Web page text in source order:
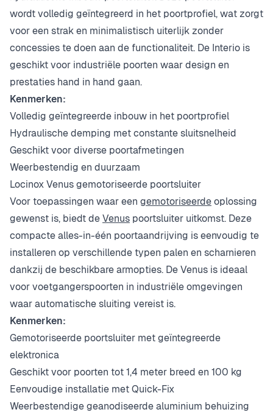
wordt volledig geïntegreerd in het poortprofiel, wat zorgt
voor een strak en minimalistisch uiterlijk zonder
concessies te doen aan de functionaliteit. De Interio is
geschikt voor industriële poorten waar design en
prestaties hand in hand gaan.
Kenmerken:
Volledig geïntegreerde inbouw in het poortprofiel
Hydraulische demping met constante sluitsnelheid
Geschikt voor diverse poortafmetingen
Weerbestendig en duurzaam
Locinox Venus gemotoriseerde poortsluiter
Voor toepassingen waar een gemotoriseerdeoplossing
gewenst is, biedt deVenus poortsluiter uitkomst. Deze
compacte alles-in-één poortaandrijving is eenvoudig te
installeren op verschillende typen palen en scharnieren
dankzij de beschikbare armopties. De Venus is ideaal
voor voetgangerspoorten in industriële omgevingen
waar automatische sluiting vereist is.
Kenmerken:
Gemotoriseerde poortsluiter met geïntegreerde
elektronica
Geschikt voor poorten tot 1,4 meter breed en 100 kg
Eenvoudige installatie met Quick-Fix
Weerbestendige geanodiseerde aluminium behuizing